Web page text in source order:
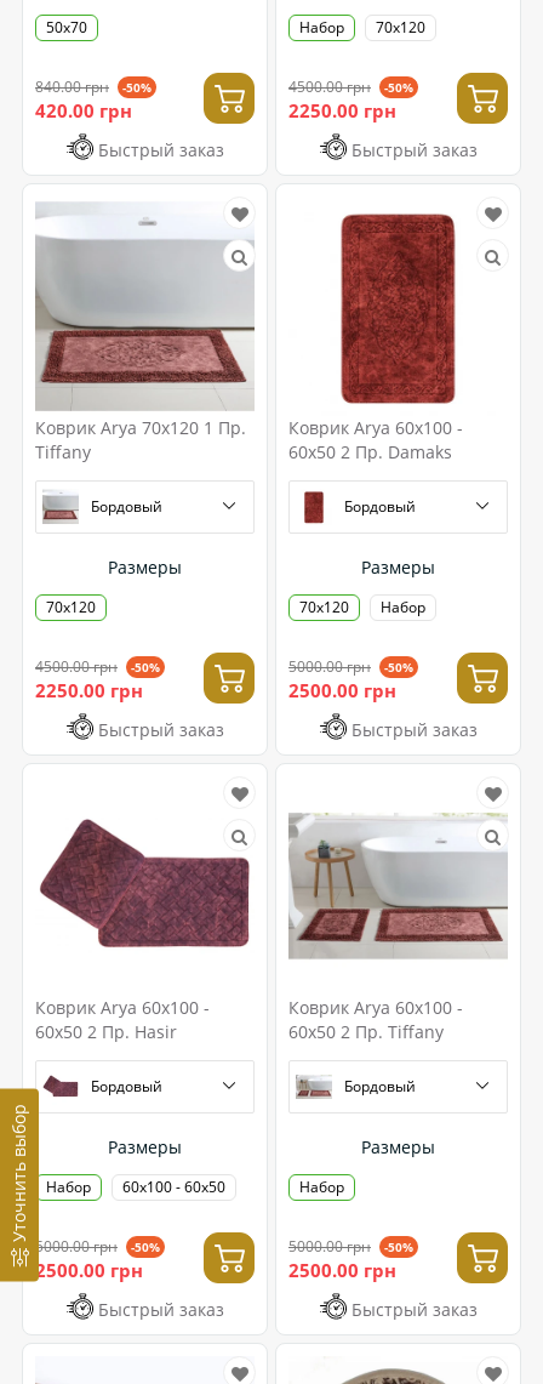
Уточнить выбор
50х70
840.00 грн -50%
420.00 грн
Быстрый заказ
Набор 70x120
4500.00 грн -50%
2250.00 грн
Быстрый заказ
Коврик Arya 70x120 1 Пр.
Tiffany
Бордовый
Размеры
70x120
4500.00 грн -50%
2250.00 грн
Быстрый заказ
Коврик Arya 60x100 -
60x50 2 Пр. Damaks
Бордовый
Размеры
70x120 Набор
5000.00 грн -50%
2500.00 грн
Быстрый заказ
Коврик Arya 60x100 -
60x50 2 Пр. Hasir
Бордовый
Размеры
Набор 60x100 - 60x50
5000.00 грн -50%
2500.00 грн
Быстрый заказ
Коврик Arya 60x100 -
60x50 2 Пр. Tiffany
Бордовый
Размеры
Набор
5000.00 грн -50%
2500.00 грн
Быстрый заказ